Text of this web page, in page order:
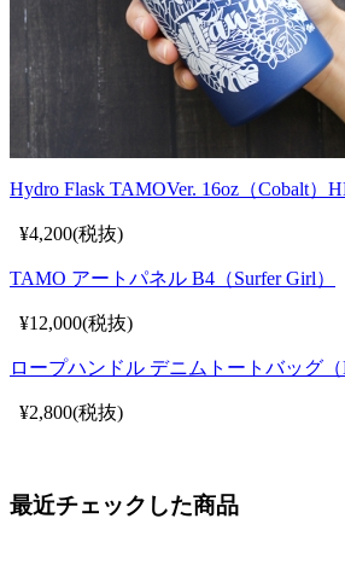
Hydro Flask TAMOVer. 16oz（Cobalt）
¥4,200(税抜)
TAMO アートパネル B4（Surfer Girl）
¥12,000(税抜)
ロープハンドル デニムトートバッグ（
¥2,800(税抜)
最近チェックした商品